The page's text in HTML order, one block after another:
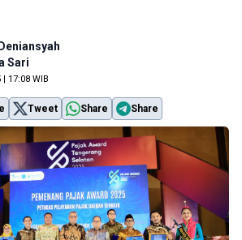
Sari
17:08 WIB
Tweet Share Share